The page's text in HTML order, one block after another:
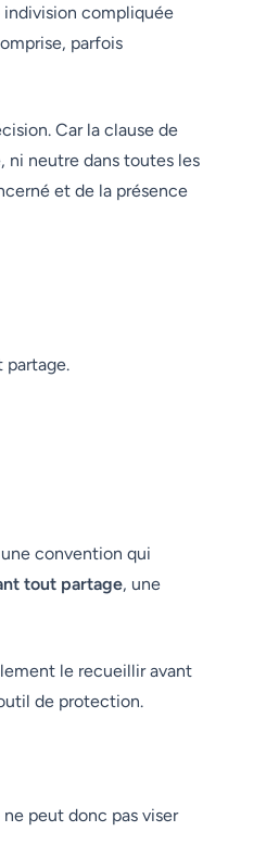
indivision compliquée
parfois
Car la clause de
ni neutre dans toutes les
et de la présence
partage.
convention qui
tout partage, une
le recueillir avant
de protection.
ne peut donc pas viser